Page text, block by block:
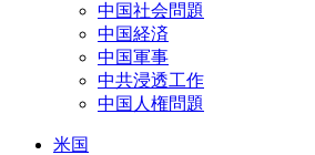
中国社会問題
中国経済
中国軍事
中共浸透工作
中国人権問題
米国